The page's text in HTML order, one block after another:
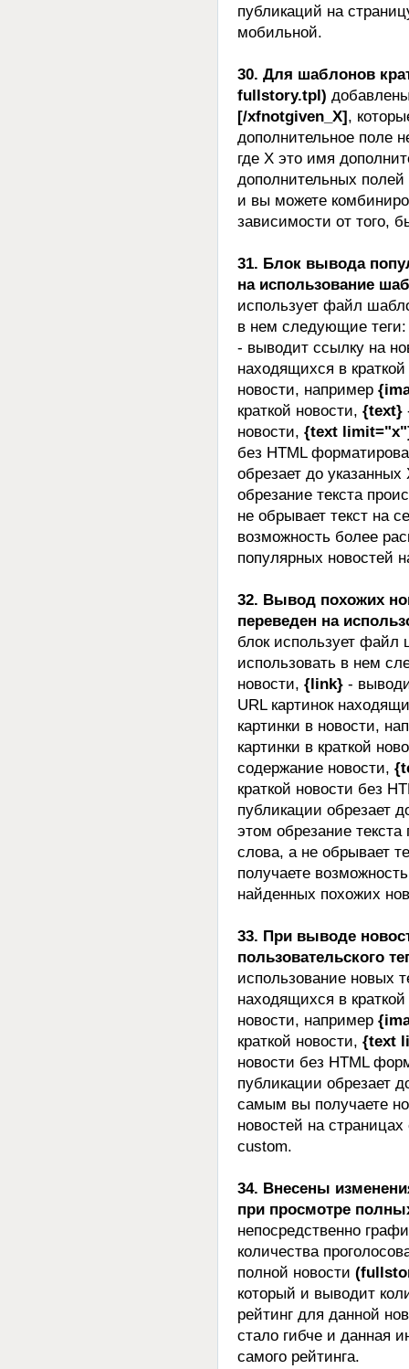
публикаций на
мобильной.
30. Для шаблонов
fullstory.tpl)
[/xfnotgiven_X],
дополнительное поле
где X это имя
дополнительных
и вы можете
зависимости от того,
31. Блок вывода
на использование
использует файл
в нем следующие теги:
- выводит ссылку на
находящихся в
новости, например
краткой новости, {text}
новости, {text
без HTML
обрезает до
обрезание текста
не обрывает текст на
возможность более
популярных новостей
32. Вывод похожих
переведен на
блок использует
использовать в нем
новости, {link} -
URL картинок
картинки в новости,
картинки в краткой
содержание новости,
краткой новости без
публикации обрезает
этом обрезание текста
слова, а не обрывает
получаете
найденных похожих
33. При выводе
пользовательского
использование новых
находящихся в
новости, например
краткой новости, {text
новости без HTML
публикации обрезает
самым вы получаете
новостей на страницах
custom.
34. Внесены
при просмотре
непосредственно
количества
полной новости
который и выводит
рейтинг для данной
стало гибче и данная
самого рейтинга.